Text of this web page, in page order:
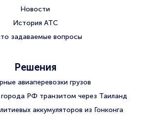
Новости
История АТС
задаваемые вопросы
Решения
авиаперевозки грузов
города РФ транзитом через Таиланд
аккумуляторов из Гонконга